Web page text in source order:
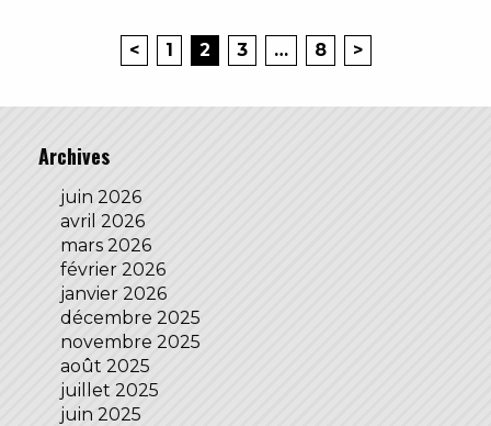
< 1 2 3 … 8 >
Archives
juin 2026
avril 2026
mars 2026
février 2026
janvier 2026
décembre 2025
novembre 2025
août 2025
juillet 2025
juin 2025